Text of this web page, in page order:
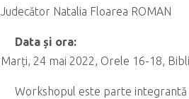
Judecător Natalia Floarea ROMAN
Data și ora:
Marți, 24 mai 2022, Orele 16-18,
Workshopul este parte integrantă